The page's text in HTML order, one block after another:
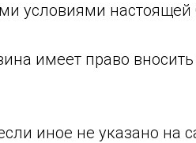
условиями
имеет право
иное не указано на